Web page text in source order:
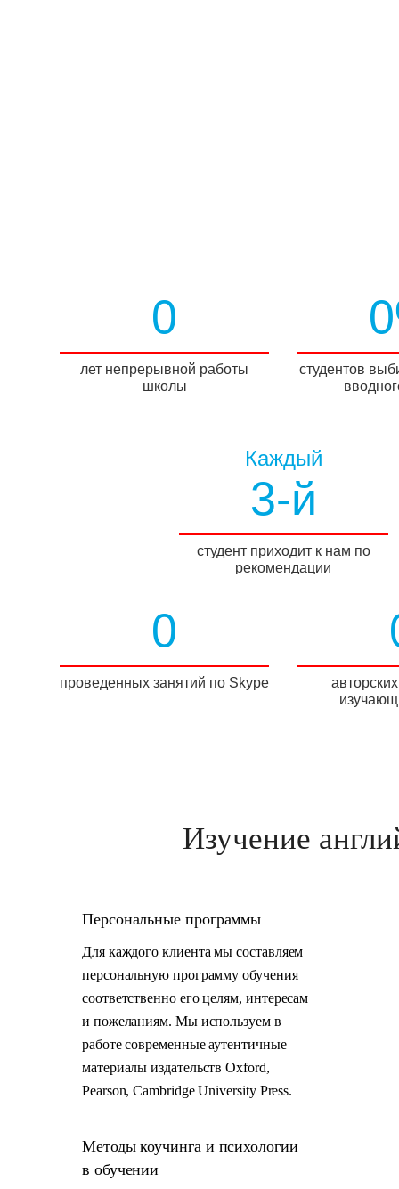
0
лет непрерывной работы
школы
студентов
Каждый
3-й
студент приходит к нам по
рекомендации
0
проведенных занятий по Skype
Изучение
Персональные программы
Для каждого клиента мы составляем
персональную программу обучения
соответственно его целям, интересам
и пожеланиям. Мы используем в
работе современные аутентичные
материалы издательств Oxford,
Pearson, Cambridge University Press.
Методы коучинга и психологии
в обучении